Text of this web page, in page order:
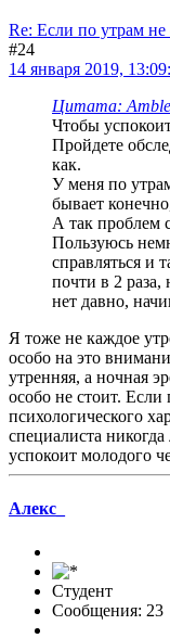
Re: Если по утрам не
#24
14 января 2019,
Цитата:
Чтобы
Пройдете
как.
У меня по
бывает
А так проблем
Пользуюсь
справляться и
почти в 2 раза,
нет давно,
Я тоже не каждое
особо на это
утренняя, а ночная
особо не стоит. Если
психологического
специалиста
успокоит молодого
Алекс_
Студент
Сообщения: 23